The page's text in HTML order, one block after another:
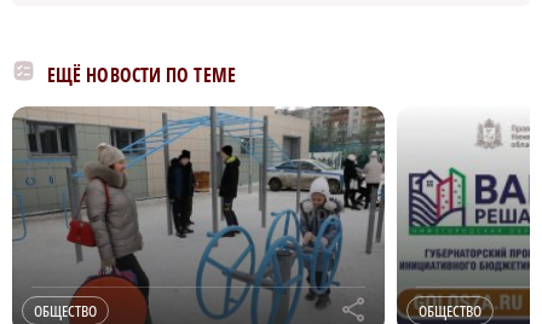
ЕЩЁ НОВОСТИ ПО ТЕМЕ
ОБЩЕСТВО r ОБЩЕСТВО